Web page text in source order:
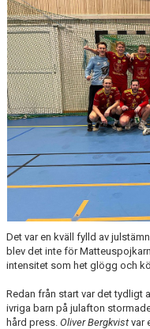
Det var en kväll fylld av
blev det inte för
intensitet som het glögg och
Redan från start var det tydligt
ivriga barn på julafton
hård press. Oliver Bergkvist var